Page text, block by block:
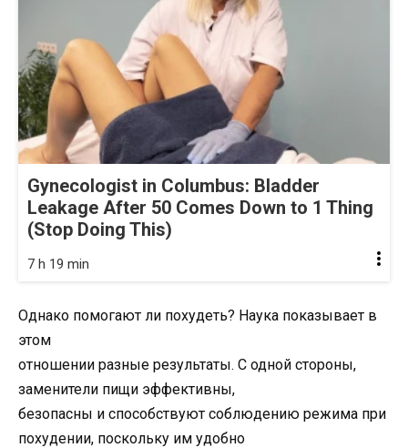
Gynecologist in Columbus: Bladder
Leakage After 50 Comes Down to 1 Thing
(Stop Doing This)
7 h 19 min
Однако помогают ли похудеть? Наука показывает в
этом
отношении разные результаты. С одной стороны,
заменители пищи эффективны,
безопасны и способствуют соблюдению режима при
похудении, поскольку им удобно